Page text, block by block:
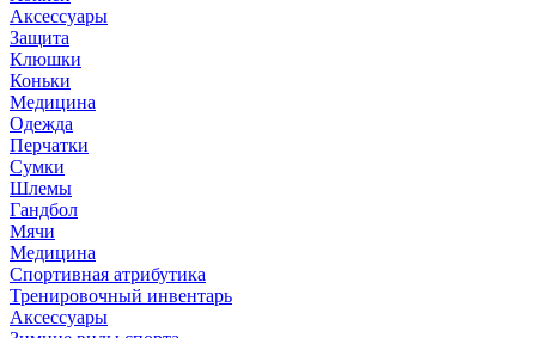
Аксессуары
Защита
Клюшки
Коньки
Медицина
Одежда
Перчатки
Сумки
Шлемы
Гандбол
Мячи
Медицина
Спортивная атрибутика
Тренировочный инвентарь
Аксессуары